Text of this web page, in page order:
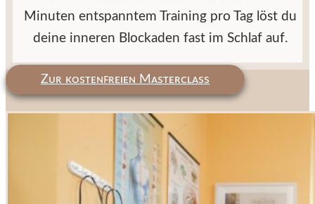
Minuten entspanntem Training pro Tag löst du
deine inneren Blockaden fast im Schlaf auf.
Zᴜʀ ᴋᴏsᴛᴇɴꜰʀᴇɪᴇɴ Mᴀsᴛᴇʀᴄʟᴀss